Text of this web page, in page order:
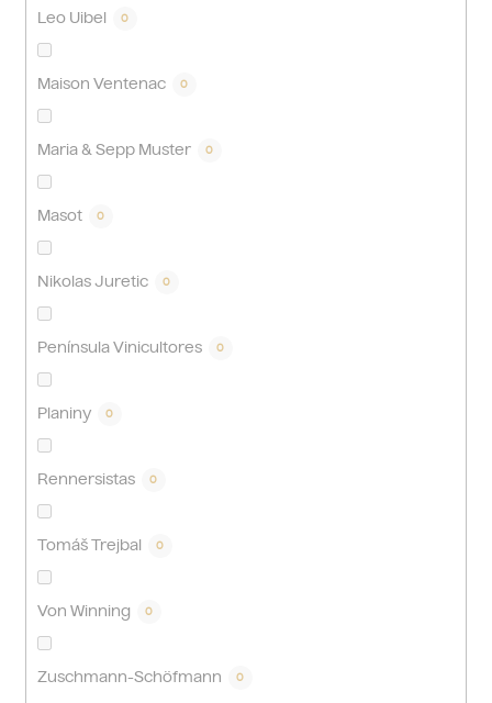
Leo Uibel 0
Maison Ventenac 0
Maria & Sepp Muster 0
Masot 0
Nikolas Juretic 0
Península Vinicultores 0
Planiny 0
Rennersistas 0
Tomáš Trejbal 0
Von Winning 0
Zuschmann-Schöfmann 0